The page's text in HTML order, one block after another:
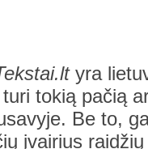
yra
tokią pačią
Be to,
įvairius